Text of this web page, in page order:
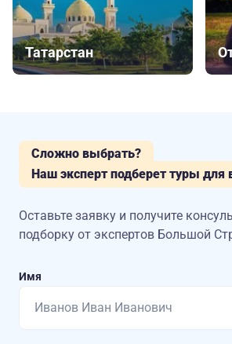
Татарстан
Сложно выбрать?
Наш эксперт подберет туры для
Оставьте заявку и получите
подборку от экспертов Большой
Имя